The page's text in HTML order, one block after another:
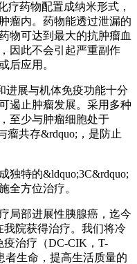
疗药物配置成纳米形式，
瘤内。药物能透过泄漏的
物可达到最大的抗肿瘤血
因此不会引起严重副作
后应用。
进展与机体免疫功能十分
遏止肿瘤发展。采用多种
至少与肿瘤细胞处于
瘤共存&rdquo;，是防止
独特的&ldquo;3C&rdquo;
全方位治疗。
局部进展性胰腺癌，迄今
我院获得治疗。我们将冷
疫治疗（DC-CIK，T-
者生命，提高生活质量的